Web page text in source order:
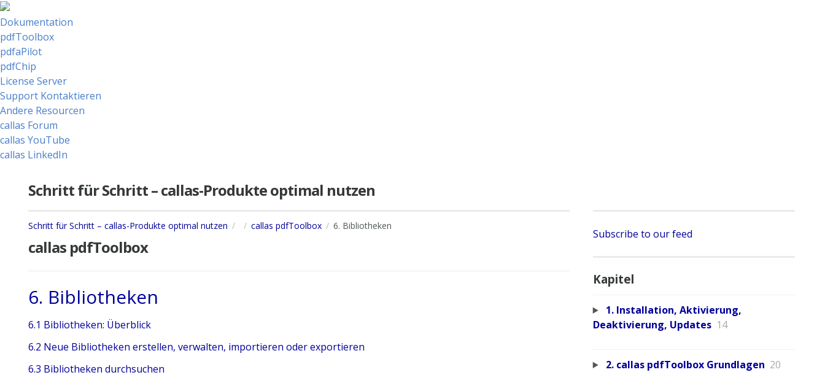
Dokumentation
pdfToolbox
pdfaPilot
pdfChip
License Server
Support Kontaktieren
Andere Resourcen
callas Forum
callas YouTube
callas LinkedIn
Schritt für Schritt – callas-Produkte optimal nutzen
Schritt für Schritt – callas-Produkte optimal nutzen callas pdfToolbox 6. Bibliotheken
callas pdfToolbox
6. Bibliotheken
6.1 Bibliotheken: Überblick
6.2 Neue Bibliotheken erstellen, verwalten, importieren oder exportieren
6.3 Bibliotheken durchsuchen
Subscribe to our feed
Kapitel
1. Installation, Aktivierung,
Deaktivierung, Updates 14
2. callas pdfToolbox Grundlagen 20